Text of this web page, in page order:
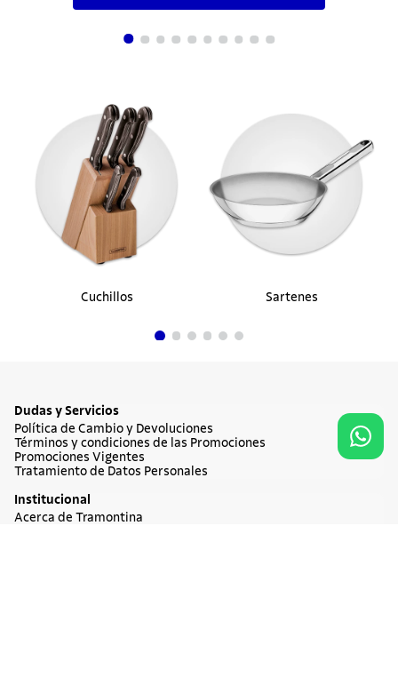
Juego de Cuchillos para Asado Tramontina
Ipanema con Láminas de Acero Inoxidable
y Mangos de Polipropileno Negro 3 Piezas
$ 21.900
15%
$ 18.615
en hasta cuotas 615sin interés